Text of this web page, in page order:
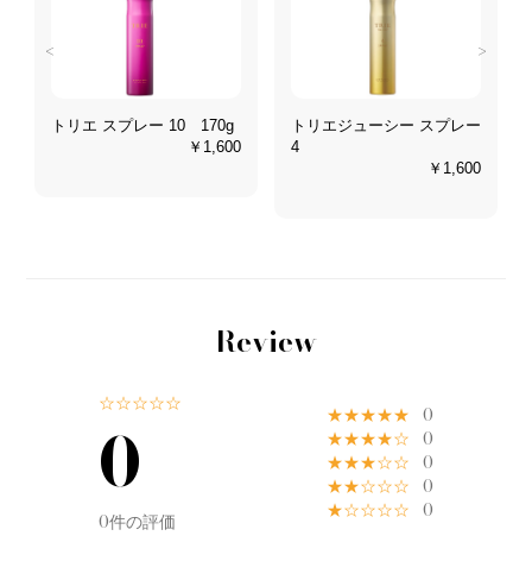
<
トリエ スプレー 10 170g
￥1,600
トリエジューシー スプレー
4
￥1,600
>
Review
☆☆☆☆☆
0
0件の評価
★★★★★ 0
★★★★☆ 0
★★★☆☆ 0
★★☆☆☆ 0
★☆☆☆☆ 0